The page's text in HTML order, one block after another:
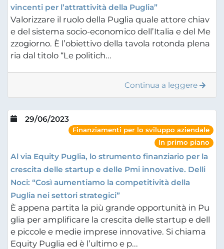
vincenti per l’attrattività della Puglia”
Valorizzare il ruolo della Puglia quale attore chiav
e del sistema socio-economico dell’Italia e del Me
zzogiorno. È l’obiettivo della tavola rotonda plena
ria dal titolo “Le politich...
Continua a leggere
29/06/2023
Finanziamenti per lo sviluppo aziendale
In primo piano
Al via Equity Puglia, lo strumento finanziario per la
crescita delle startup e delle Pmi innovative. Delli
Noci: “Così aumentiamo la competitività della
Puglia nei settori strategici”
È appena partita la più grande opportunità in Pu
glia per amplificare la crescita delle startup e dell
e piccole e medie imprese innovative. Si chiama
Equity Puglia ed è l’ultimo e p...